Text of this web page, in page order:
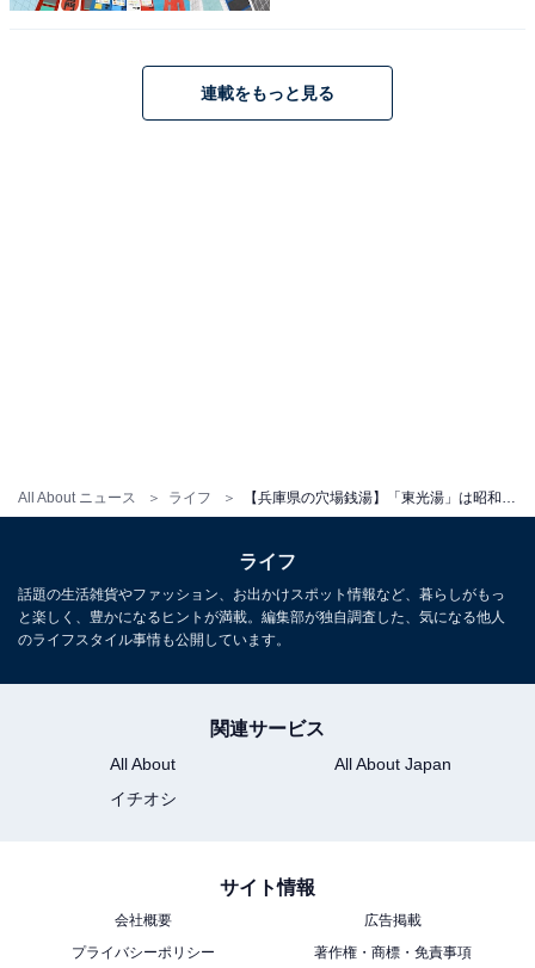
All About ニュース ライフ
わた通り→栄町2丁目交差点を右折し直進、信号3つ目 /
宿泊：不可（日帰り入浴専用施設）
連載をもっと見る
ライフ
話題の生活雑貨やファッション、お出かけスポット情報など、暮らしがもっ
と楽しく、豊かになるヒントが満載。編集部が独自調査した、気になる他人
のライフスタイル事情も公開しています。
関連サービス
All About
All About Japan
イチオシ
サイト情報
会社概要
広告掲載
プライバシーポリシー
著作権・商標・免責事項